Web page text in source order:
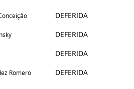
DEFERIDA
DEFERIDA
DEFERIDA
Romero DEFERIDA